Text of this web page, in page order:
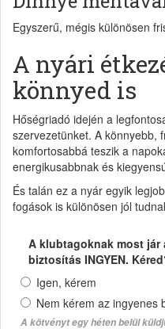
Egyszerű, mégis különösen
A nyári
könnyed is
Hőségriadó idején a
szervezetünket. A könnyebb,
komfortosabbá teszik a
energikusabbnak és
És talán ez a nyár egyik
fogások is különösen jól
A klubtagoknak most jár
biztosítás INGYEN.
Igen, kérem
Nem kérem az ingyenes
A kötvényt egy héten belül